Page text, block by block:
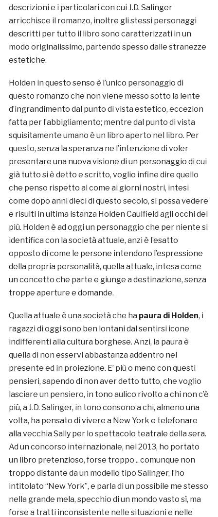
descrizioni e i particolari con cui J.D. Salinger
arricchisce il romanzo, inoltre gli stessi personaggi
descritti per tutto il libro sono caratterizzati in un
modo originalissimo, partendo spesso dalle stranezze
estetiche.
Holden in questo senso è l’unico personaggio di
questo romanzo che non viene messo sotto la lente
d’ingrandimento dal punto di vista estetico, eccezion
fatta per l’abbigliamento; mentre dal punto di vista
squisitamente umano è un libro aperto nel libro. Per
questo, senza la speranza ne l’intenzione di voler
presentare una nuova visione di un personaggio di cui
già tutto si è detto e scritto, voglio infine dire quello
che penso rispetto al come ai giorni nostri, intesi
come dopo anni dieci di questo secolo, si possa vedere
e risulti in ultima istanza Holden Caulfield agli occhi dei
più. Holden è ad oggi un personaggio che per niente si
identifica con la società attuale, anzi è l’esatto
opposto di come le persone intendono l’espressione
della propria personalità, quella attuale, intesa come
un concetto che parte e giunge a destinazione, senza
troppe aperture e domande.
Quella attuale è una società che ha paura di Holden, i
ragazzi di oggi sono ben lontani dal sentirsi icone
indifferenti alla cultura borghese. Anzi, la paura è
quella di non esservi abbastanza addentro nel
presente ed in proiezione. E’ più o meno con questi
pensieri, sapendo di non aver detto tutto, che voglio
lasciare un pensiero, in tono aulico rivolto a chi non c’è
più, a J.D. Salinger, in tono consono a chi, almeno una
volta, ha pensato di vivere a New York e telefonare
alla vecchia Sally per lo spettacolo teatrale della sera.
Ad un concorso internazionale, nel 2013, ho portato
un libro pretenzioso, forse troppo .. comunque non
troppo distante da un modello tipo Salinger, l’ho
intitolato “New York”, e parla di un possibile me stesso
nella grande mela, specchio di un mondo vasto sì, ma
forse a tratti inconsistente nelle situazioni e nelle